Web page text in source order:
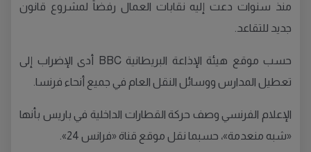
منذ سنوات دعت إليه نقابات العمال رفضاً لمشروع قانون
جديد للتقاعد.
حسب موقع هيئة الإذاعة البريطانية BBC أدى الإضراب إلى
تعطيل المدارس ووسائل النقل العام في جميع أنحاء فرنسا.
الإعلام الفرنسي وصف حركة القطارات الداخلية في باريس بأنها
«شبه منعدمة»، حسبما نقل موقع قناة «فرانس 24».